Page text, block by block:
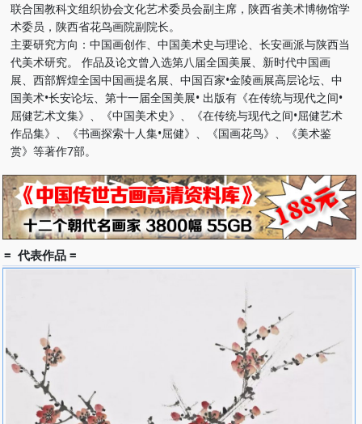
联合国教科文组织协会文化艺术委员会副主席，陕西省美术博物馆学
术委员，陕西省花鸟画院副院长。
主要研究方向：中国画创作、中国美术史与理论、长安画派与陕西当
代美术研究。 作品及论文曾入选第八届全国美展、新时代中国画
展、西部辉煌全国中国画提名展、中国百家•金陵画展高层论坛、中
国美术•长安论坛、第十一届全国美展• 出版有《在传统与现代之间•
屈健艺术文集》、《中国美术史》、《在传统与现代之间•屈健艺术
作品集》、《书画探索十人集•屈健》、《国画花鸟》、《美术鉴
赏》等著作7部。
= 代表作品 =